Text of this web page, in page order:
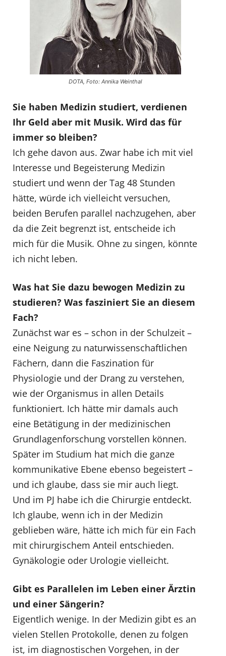
DOTA, Foto: Annika Weinthal
Sie haben Medizin studiert, verdienen
Ihr Geld aber mit Musik. Wird das für
immer so bleiben?
Ich gehe davon aus. Zwar habe ich mit viel
Interesse und Begeisterung Medizin
studiert und wenn der Tag 48 Stunden
hätte, würde ich vielleicht versuchen,
beiden Berufen parallel nachzugehen, aber
da die Zeit begrenzt ist, entscheide ich
mich für die Musik. Ohne zu singen, könnte
ich nicht leben.
Was hat Sie dazu bewogen Medizin zu
studieren? Was fasziniert Sie an diesem
Fach?
Zunächst war es – schon in der Schulzeit –
eine Neigung zu naturwissenschaftlichen
Fächern, dann die Faszination für
Physiologie und der Drang zu verstehen,
wie der Organismus in allen Details
funktioniert. Ich hätte mir damals auch
eine Betätigung in der medizinischen
Grundlagenforschung vorstellen können.
Später im Studium hat mich die ganze
kommunikative Ebene ebenso begeistert –
und ich glaube, dass sie mir auch liegt.
Und im PJ habe ich die Chirurgie entdeckt.
Ich glaube, wenn ich in der Medizin
geblieben wäre, hätte ich mich für ein Fach
mit chirurgischem Anteil entschieden.
Gynäkologie oder Urologie vielleicht.
Gibt es Parallelen im Leben einer Ärztin
und einer Sängerin?
Eigentlich wenige. In der Medizin gibt es an
vielen Stellen Protokolle, denen zu folgen
ist, im diagnostischen Vorgehen, in der